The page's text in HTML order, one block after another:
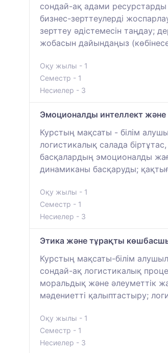
сондай-ақ адами ресурстарды
бизнес-зерттеулерді
зерттеу әдістемесін таңдау;
жобасын дайындаңыз
Оқу жылы - 1
Семестр - 1
Несиелер - 3
Эмоционалды интеллект
Курстың мақсаты - білім
логистикалық салада
басқалардың эмоционалды
динамиканы басқаруды;
Оқу жылы - 1
Семестр - 1
Несиелер - 3
Этика және тұрақты
Курстың мақсаты-білім
сондай-ақ логистикалық
моральдық және әлеуметтік
мәдениетті қалыптастыру;
Оқу жылы - 1
Семестр - 1
Несиелер - 3